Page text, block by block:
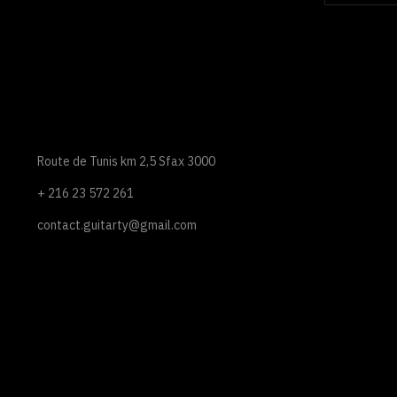
Route de Tunis km 2,5 Sfax 3000
+ 216 23 572 261
contact.guitarty@gmail.com